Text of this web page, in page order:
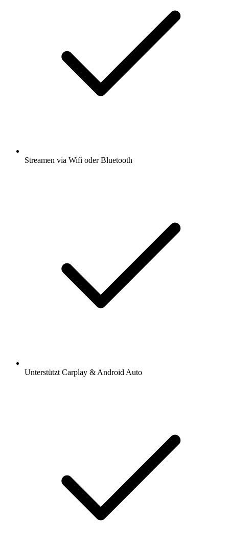
Streamen via Wifi oder Bluetooth
Unterstützt Carplay & Android Auto